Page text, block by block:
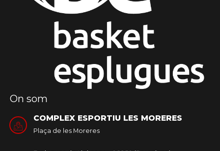
On som
COMPLEX ESPORTIU LES MORERES
Plaça de les Moreres